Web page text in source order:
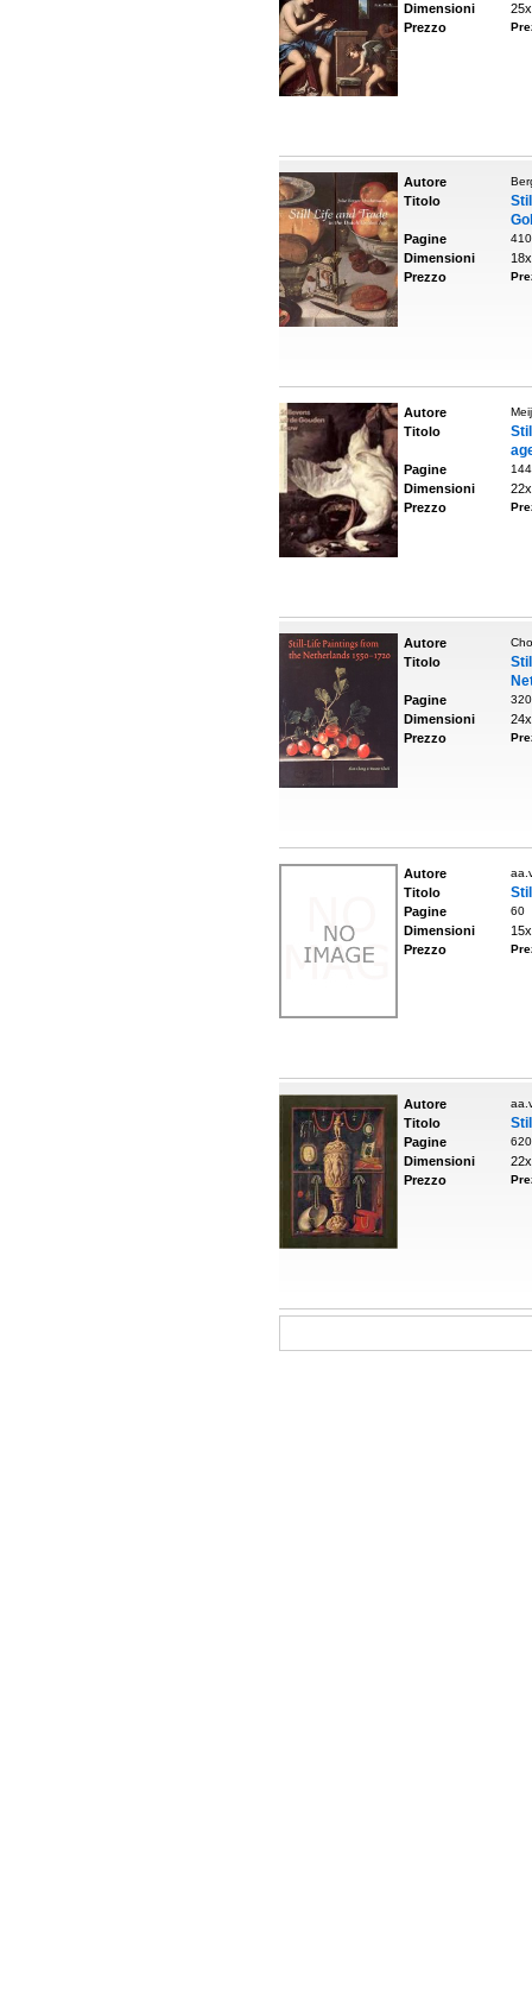
Dimensioni
Prezzo
Autore
Titolo
Pagine 410
Dimensioni
Prezzo
Autore
Titolo
Pagine 144
Dimensioni
Prezzo
Autore
Titolo
Pagine 320
Dimensioni
Prezzo
Autore
Titolo
Pagine 60
Dimensioni
Prezzo
Autore
Titolo
Pagine 620
Dimensioni
Prezzo